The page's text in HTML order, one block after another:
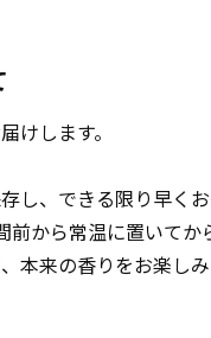
けします。
し、できる限り早く
前から常温に置いてか
本来の香りをお楽し